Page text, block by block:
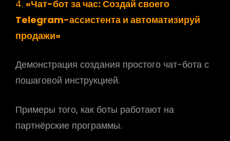
4. «Чат-бот за час: Создай своего
Telegram-ассистента и автоматизируй
продажи»
Демонстрация создания простого чат-бота с
пошаговой инструкцией.
Примеры того, как боты работают на
партнёрские программы.